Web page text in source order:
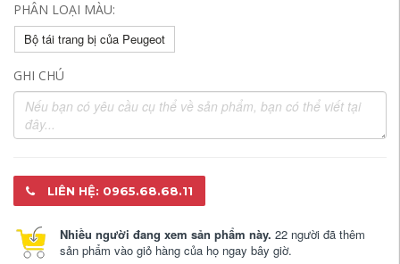
PHÂN LOẠI MÀU:
Bộ tái trang bị của Peugeot
GHI CHÚ
LIÊN HỆ: 0965.68.68.11
Nhiều người đang xem sản phẩm này. 22 người đã thêm
sản phẩm vào giỏ hàng của họ ngay bây giờ.